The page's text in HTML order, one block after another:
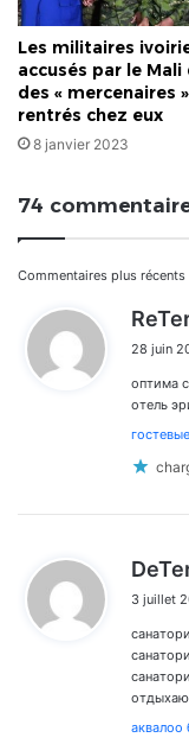
Les militaires
accusés par le Mali
des « mercenaires
rentrés chez eux
8 janvier 2023
74
Navigation
dans
les
Commentaires plus récents
28 juin
оптима
отель
3 juillet
аквалоо